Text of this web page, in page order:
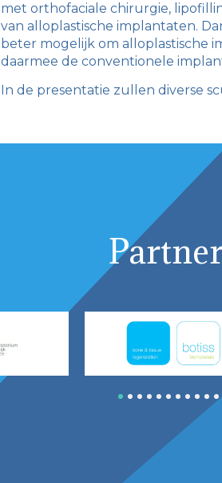
met orthofaciale chirurgie,
van alloplastische implantaten.
beter mogelijk om alloplastische
daarmee de conventionele
In de presentatie zullen diverse
5 6 7 8 9 1011 12